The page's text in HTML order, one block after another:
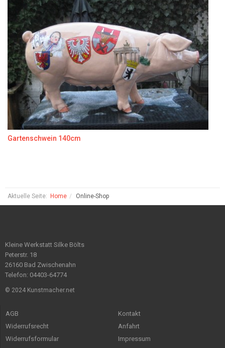
Gartenschwein 140cm
Aktuelle Seite: Home Online-Shop
Kleine Werkstatt Silke Bölts
Peterstr. 18
26160 Bad Zwischenahn
Telefon: 04403-64774
© 2024 Kunstmacher.net
AGB
Widerrufsrecht
Widerrufsformular
Kontakt
Anfahrt
Impressum